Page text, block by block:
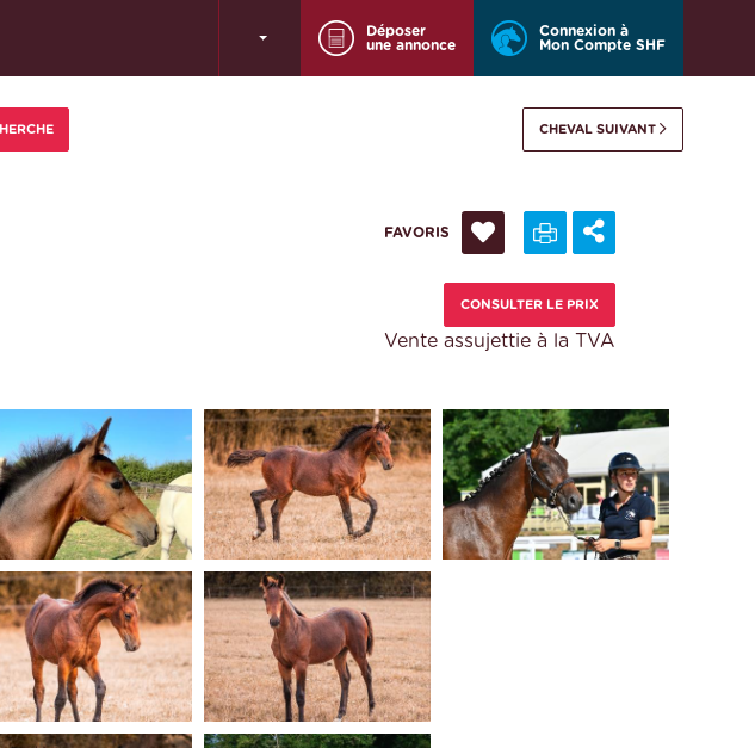
Déposer
une annonce
Connexion à
Mon Compte SHF
CHEVAL SUIVANT
CONSULTER LE PRIX
Vente assujettie à la TVA
FAVORIS